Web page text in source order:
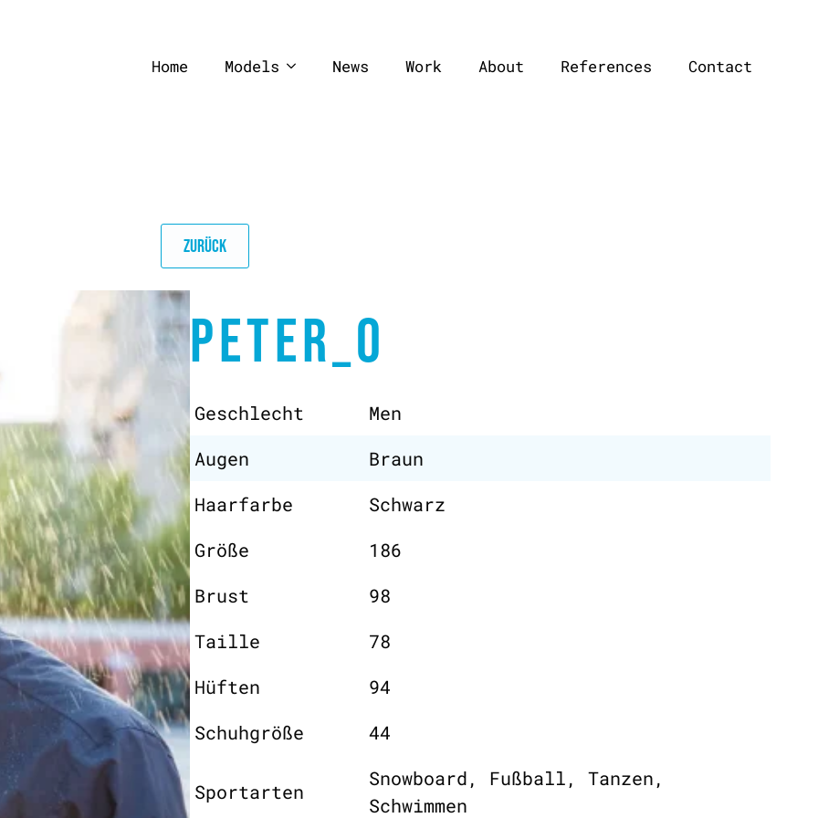
Home Models News Work About References Contact
ZURÜCK
PETER_O
Geschlecht
Men
Augen
Braun
Haarfarbe
Schwarz
Größe
186
Brust
98
Taille
78
Hüften
94
Schuhgröße
44
Sportarten
Snowboard, Fußball, Tanzen,
Schwimmen